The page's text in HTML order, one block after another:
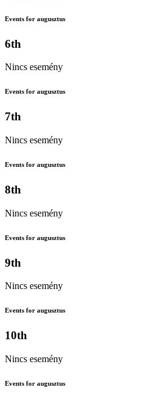
Events for augusztus
6th
Nincs esemény
Events for augusztus
7th
Nincs esemény
Events for augusztus
8th
Nincs esemény
Events for augusztus
9th
Nincs esemény
Events for augusztus
10th
Nincs esemény
Events for augusztus